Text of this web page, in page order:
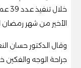
الأخير من شهر رمضان
وقال الدكتور حسان
جراحة الوجه